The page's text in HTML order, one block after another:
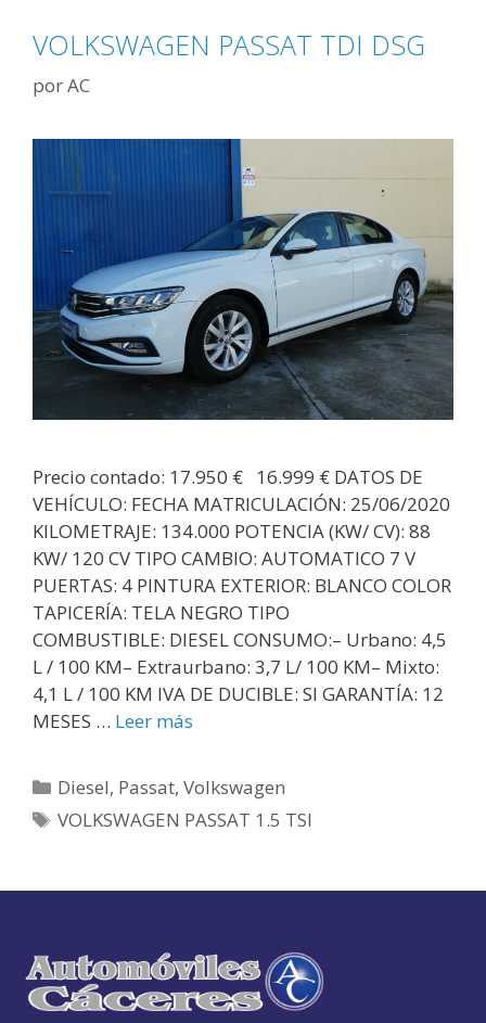
VOLKSWAGEN PASSAT TDI DSG
porAC
Precio contado: 17.950 € 16.999 € DATOS DE
VEHÍCULO: FECHA MATRICULACIÓN: 25/06/2020
KILOMETRAJE: 134.000 POTENCIA (KW/ CV): 88
KW/ 120 CV TIPO CAMBIO: AUTOMATICO 7 V
PUERTAS: 4 PINTURA EXTERIOR: BLANCO COLOR
TAPICERÍA: TELA NEGRO TIPO
COMBUSTIBLE: DIESEL CONSUMO:– Urbano: 4,5
L / 100 KM– Extraurbano: 3,7 L/ 100 KM– Mixto:
4,1 L / 100 KM IVA DE DUCIBLE: SI GARANTÍA: 12
MESES … Leer más
Diesel, Passat,Volkswagen
VOLKSWAGEN PASSAT 1.5 TSI